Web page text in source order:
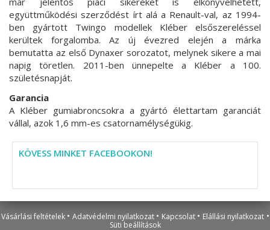
együttműködési szerződést írt alá a Renault-val, az 1994-
ben gyártott Twingo modellek Kléber elsőszereléssel
kerültek forgalomba. Az új évezred elején a márka
bemutatta az első Dynaxer sorozatot, melynek sikere a mai
napig töretlen. 2011-ben ünnepelte a Kléber a 100.
születésnapját.
Garancia
A Kléber gumiabroncsokra a gyártó élettartam garanciát
vállal, azok 1,6 mm-es csatornamélységükig.
KÖVESS MINKET FACEBOOKON!
Vásárlási feltételek • Adatvédelmi nyilatkozat • Kapcsolat • Elállási nyilatkozat •
Süti beállítások